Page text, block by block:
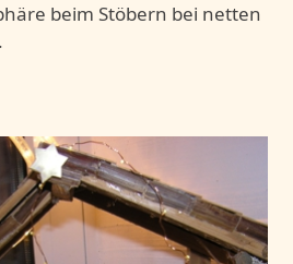
beim Stöbern bei netten